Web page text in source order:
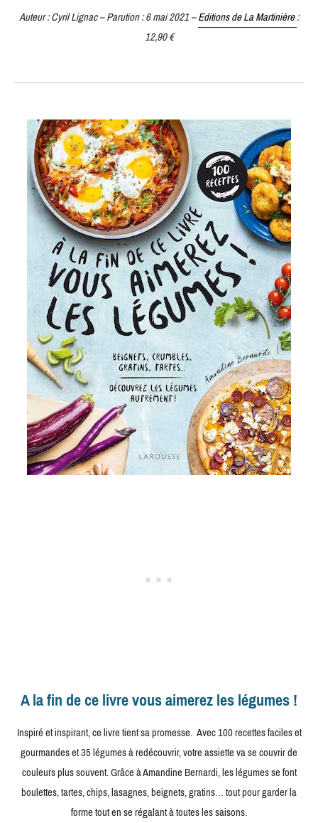
Auteur : Cyril Lignac – Parution : 6 mai 2021 –Editions de La Martinière:
12,90 €
A la fin de ce livre vous aimerez les légumes !
Inspiré et inspirant, ce livre tient sa promesse. Avec 100 recettes faciles et
gourmandes et 35 légumes à redécouvrir, votre assiette va se couvrir de
couleurs plus souvent. Grâce à Amandine Bernardi, les légumes se font
boulettes, tartes, chips, lasagnes, beignets, gratins… tout pour garder la
forme tout en se régalant à toutes les saisons.